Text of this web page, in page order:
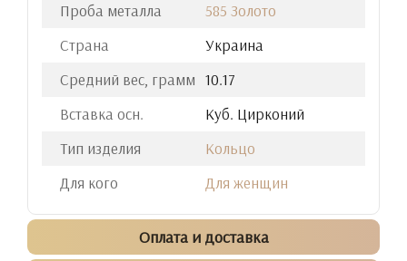
Проба металла
585 Золото
Страна
Украина
Средний вес, грамм 10.17
Вставка осн.
Куб. Цирконий
Тип изделия
Кольцо
Для кого
Для женщин
Оплата и доставка